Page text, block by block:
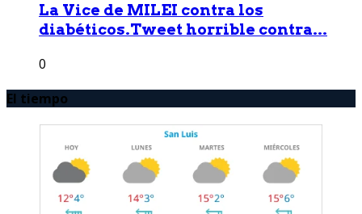
La Vice de MILEI contra los
diabéticos.Tweet horrible contra...
0
El tiempo